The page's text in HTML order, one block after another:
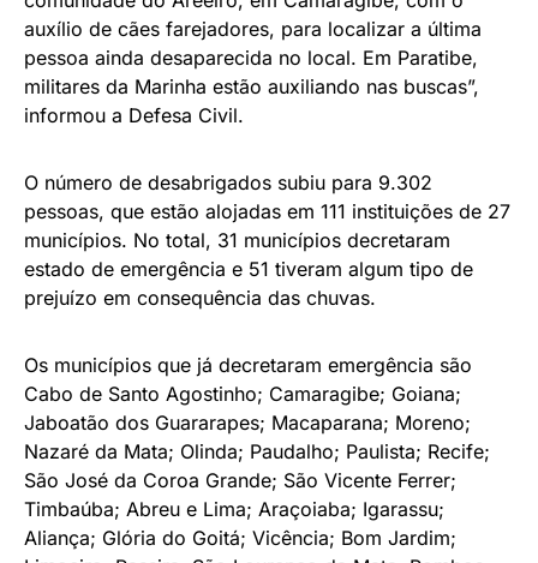
auxílio de cães farejadores, para localizar a última
pessoa ainda desaparecida no local. Em Paratibe,
militares da Marinha estão auxiliando nas buscas”,
informou a Defesa Civil.
O número de desabrigados subiu para 9.302
pessoas, que estão alojadas em 111 instituições de 27
municípios. No total, 31 municípios decretaram
estado de emergência e 51 tiveram algum tipo de
prejuízo em consequência das chuvas.
Os municípios que já decretaram emergência são
Cabo de Santo Agostinho; Camaragibe; Goiana;
Jaboatão dos Guararapes; Macaparana; Moreno;
Nazaré da Mata; Olinda; Paudalho; Paulista; Recife;
São José da Coroa Grande; São Vicente Ferrer;
Timbaúba; Abreu e Lima; Araçoiaba; Igarassu;
Aliança; Glória do Goitá; Vicência; Bom Jardim;